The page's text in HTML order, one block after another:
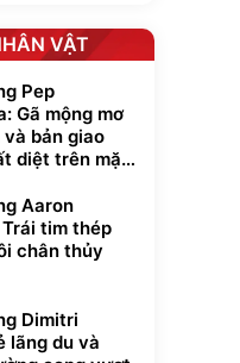
VẬT
Pep
Gã mộng mơ
bản giao
diệt trên mặt
Aaron
Trái tim thép
chân thủy
Dimitri
lãng du và